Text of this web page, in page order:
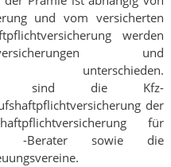
und vom versicherten
werden
und
unterschieden.
sind die Kfz-
der
für
-Berater sowie die